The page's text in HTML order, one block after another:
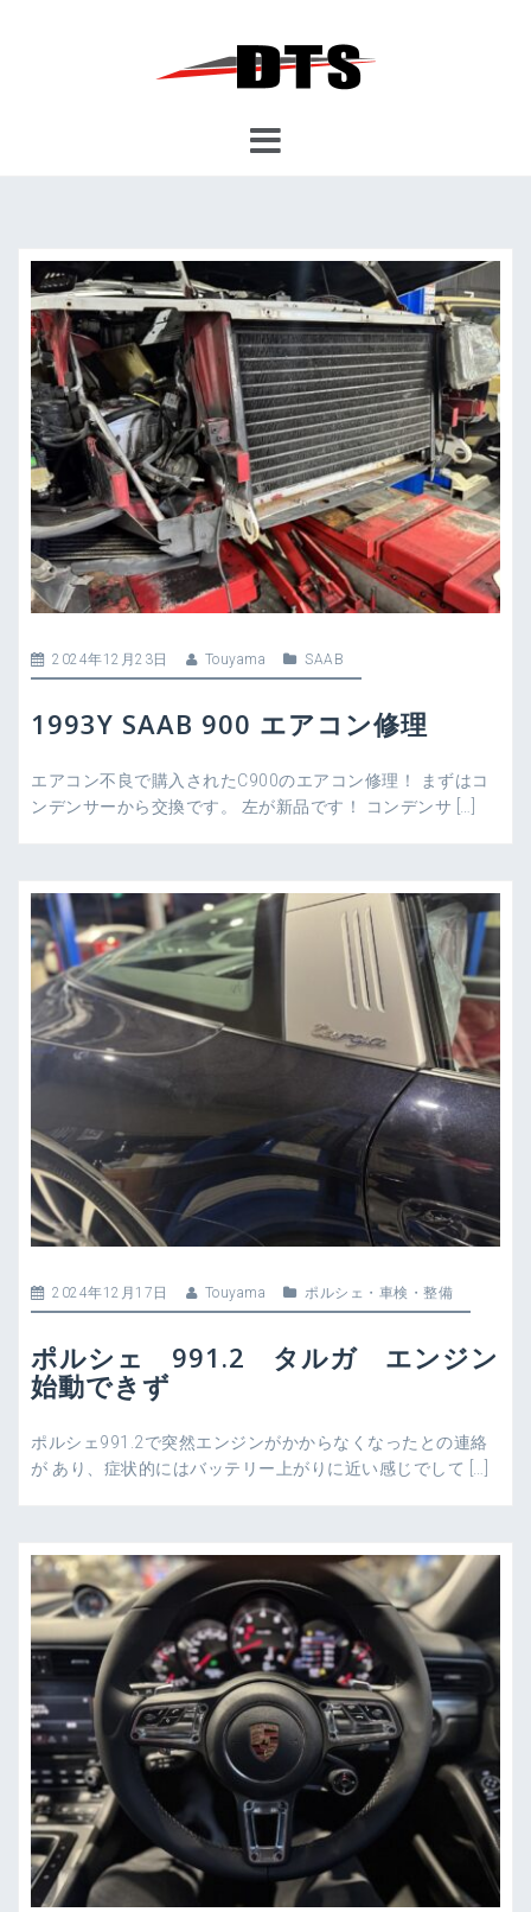
2024年12月23日 Touyama SAAB
1993Y SAAB 900 エアコン修理
エアコン不良で購入されたC900のエアコン修理！ まずはコ
ンデンサーから交換です。 左が新品です！ コンデンサ […]
2024年12月17日 Touyama ポルシェ ・ 車検・整備
ポルシェ 991.2 タルガ エンジン
始動できず
ポルシェ991.2で突然エンジンがかからなくなったとの連絡
が あり、症状的にはバッテリー上がりに近い感じでして […]